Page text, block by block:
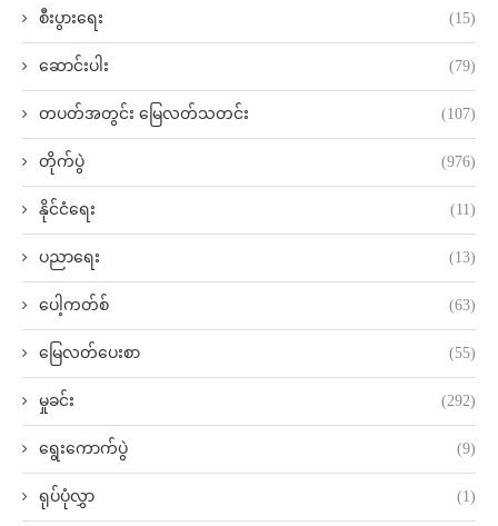
စီးပွားရေး (15)
ဆောင်းပါး (79)
တပတ်အတွင်း မြေလတ်သတင်း (107)
တိုက်ပွဲ (976)
နိုင်ငံရေး (11)
ပညာရေး (13)
ပေါ့ကတ်စ် (63)
မြေလတ်ပေးစာ (55)
မှုခင်း (292)
ရွေးကောက်ပွဲ (9)
ရုပ်ပုံလွှာ (1)